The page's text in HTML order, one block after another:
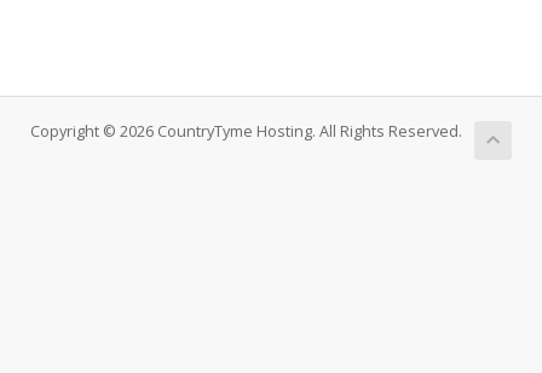
Copyright © 2026 CountryTyme Hosting. All Rights Reserved.